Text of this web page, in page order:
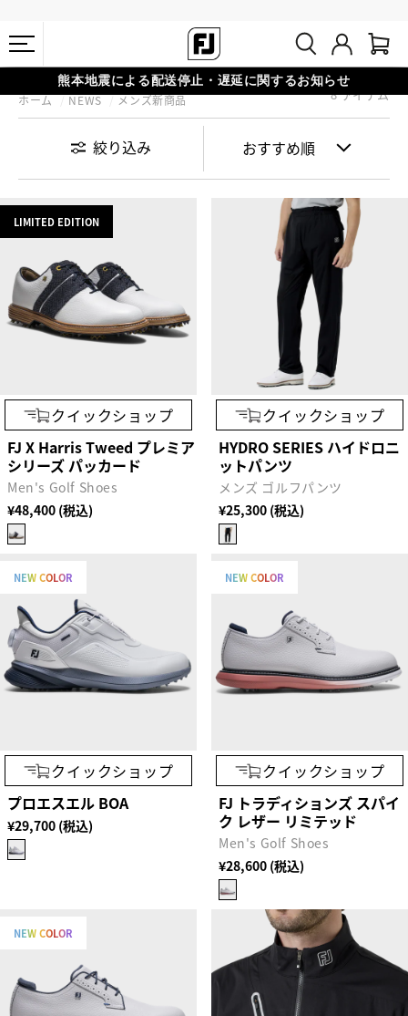
熊本地震による配送停止・遅延に関するお知らせ
#1 SHOE IN GOLF #1 GLOVE IN GOLF
会員特典リニューアル 5,500円（税込）以上で送料無料 非会員様は
ホーム NEWS メンズ新商品 8 アイテム
絞り込み
LIMITED EDITION
クイックショップ
FJ X Harris Tweed プレミア
シリーズ パッカード
Men's Golf Shoes
¥48,400 (税込)
クイックショップ
HYDRO SERIES ハイドロニ
ットパンツ
メンズ ゴルフパンツ
¥25,300 (税込)
NEW COLOR
クイックショップ
プロエスエル BOA
¥29,700 (税込)
NEW COLOR
クイックショップ
FJ トラディションズ スパイ
ク レザー リミテッド
Men's Golf Shoes
¥28,600 (税込)
NEW COLOR